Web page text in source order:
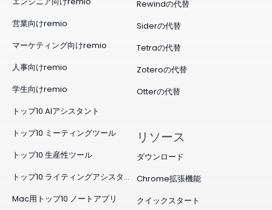
Rewindの代替
Siderの代替
Tetraの代替
Zoteroの代替
Otterの代替
営業向けremio
マーケティング向けremio
人事向けremio
学生向けremio
トップ10 AIアシスタント
トップ10 ミーティングツール
トップ10 生産性ツール
トップ10 ライティングアシスタント
Mac用トップ10 ノートアプリ
リソース
ダウンロード
Chrome拡張機能
クイックスタート